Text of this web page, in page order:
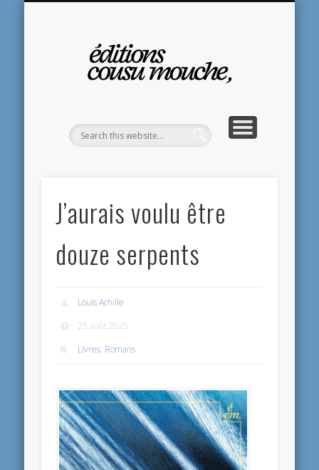
J’aurais voulu être
douze serpents
Louis Achille
25 août 2025
Livres, Romans